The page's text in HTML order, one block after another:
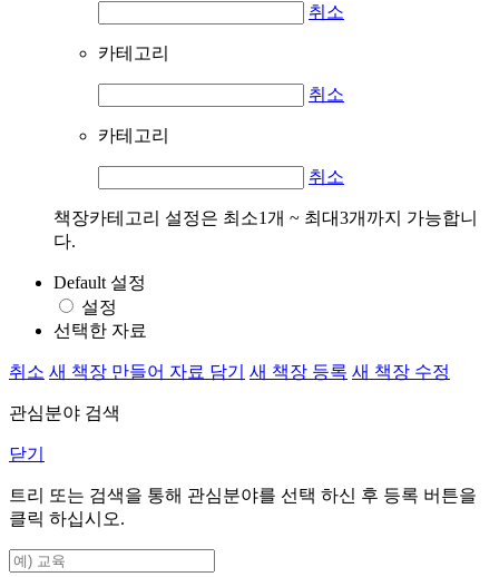
취소
카테고리
취소
카테고리
취소
책장카테고리 설정은 최소1개 ~ 최대3개까지 가능합니
다.
Default 설정
설정
선택한 자료
취소 새 책장 만들어 자료 담기 새 책장 등록 새 책장 수정
관심분야 검색
닫기
트리 또는 검색을 통해 관심분야를 선택 하신 후 등록 버튼을
클릭 하십시오.